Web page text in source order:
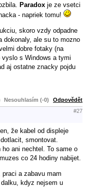
Paradox je ze vsetci
- napriek tomu!
skoro vzdy odpadne
dokonaly, ale su to mozno
dobre fotaky (na
s Windows a tymi
aj ostatne znacky pojdu
Nesouhlasím (-0) Odpovědět
#27
že kabel od displeje
smontovat.
ani nechtel. To same o
co 24 hodiny nabijet.
a zabavu mam
kdyz nejsem u